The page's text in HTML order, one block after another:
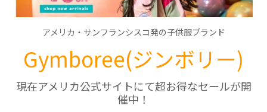
アメリカ・サンフランシスコ発の子供服ブランド
Gymboree(ジンボリー)
現在アメリカ公式サイトにて超お得なセールが開
催中！